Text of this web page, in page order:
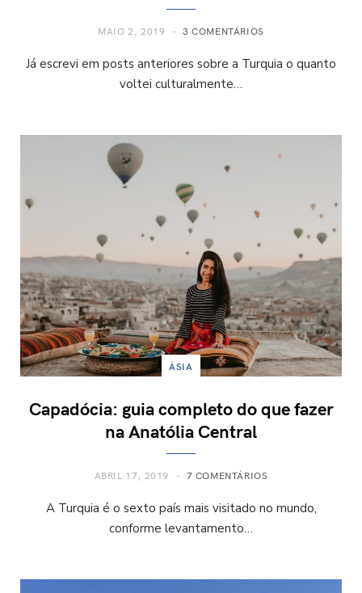
MAIO 2, 2019 3 COMENTÁRIOS
Já escrevi em posts anteriores sobre a Turquia o quanto
voltei culturalmente…
ÁSIA
Capadócia: guia completo do que fazer
na Anatólia Central
ABRIL 17, 2019 7 COMENTÁRIOS
A Turquia é o sexto país mais visitado no mundo,
conforme levantamento…